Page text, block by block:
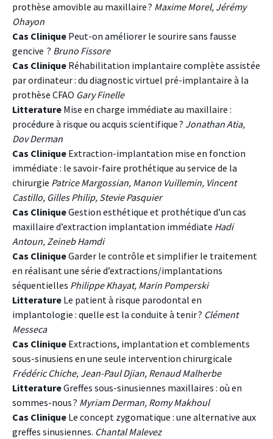
prothèse amovible au maxillaire ? Maxime Morel, Jérémy
Ohayon
Cas Clinique Peut-on améliorer le sourire sans fausse
gencive ? Bruno Fissore
Cas Clinique Réhabilitation implantaire complète assistée
par ordinateur : du diagnostic virtuel pré-implantaire à la
prothèse CFAO Gary Finelle
Litterature Mise en charge immédiate au maxillaire :
procédure à risque ou acquis scientifique ? Jonathan Atia,
Dov Derman
Cas Clinique Extraction-implantation mise en fonction
immédiate : le savoir-faire prothétique au service de la
chirurgie Patrice Margossian, Manon Vuillemin, Vincent
Castillo, Gilles Philip, Stevie Pasquier
Cas CliniqueGestion esthétique et prothétique d’un cas
maxillaire d’extraction implantation immédiate Hadi
Antoun, Zeineb Hamdi
Cas CliniqueGarder le contrôle et simplifier le traitement
en réalisant une série d’extractions/implantations
séquentielles Philippe Khayat, Marin Pomperski
Litterature Le patient à risque parodontal en
implantologie : quelle est la conduite à tenir ? Clément
Messeca
Cas Clinique Extractions, implantation et comblements
sous-sinusiens en une seule intervention chirurgicale
Frédéric Chiche, Jean-Paul Djian, Renaud Malherbe
LitteratureGreffes sous-sinusiennes maxillaires : où en
sommes-nous ? Myriam Derman, Romy Makhoul
Cas Clinique Le concept zygomatique : une alternative aux
greffes sinusiennes. Chantal Malevez